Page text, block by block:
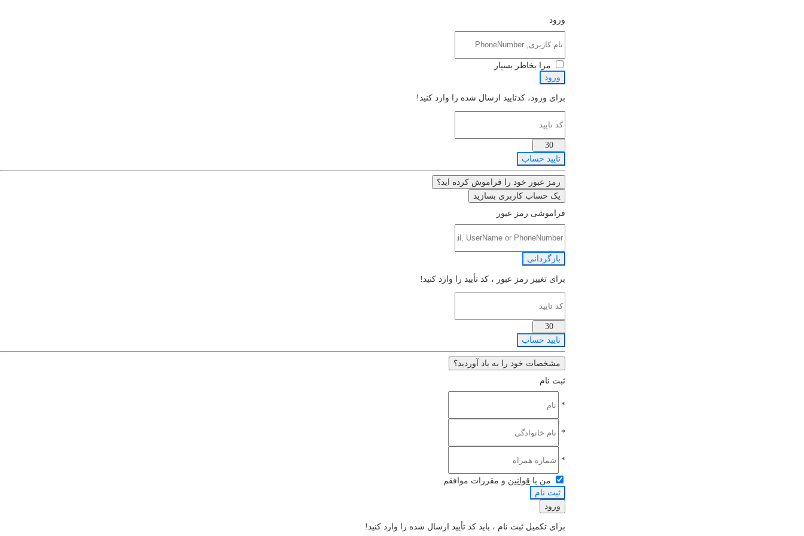
ورود
مرا بخاطر بسپار
ورود
برای ورود، کدتایید ارسال شده را وارد کنید!
30
تایید حساب
رمز عبور خود را فراموش کرده اید؟
یک حساب کاربری بسازید
فراموشی رمز عبور
بازگردانی
برای تغییر رمز عبور ، کد تأیید را وارد کنید!
30
تایید حساب
مشخصات خود را به یاد آوردید؟
ثبت نام
*
*
*
من با قوانین و مقررات موافقم
ثبت نام
ورود
برای تکمیل ثبت نام ، باید کد تأیید ارسال شده را وارد کنید!